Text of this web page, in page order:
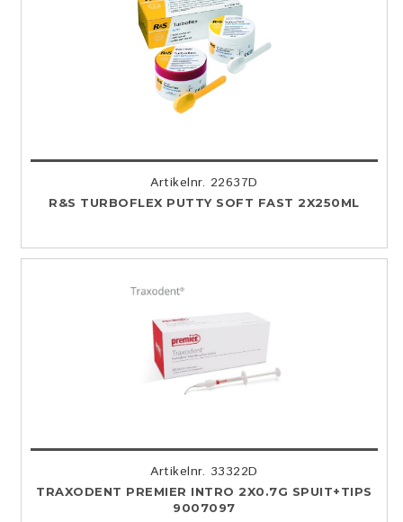
Artikelnr. 22637D
R&S TURBOFLEX PUTTY SOFT FAST 2X250ML
Artikelnr. 33322D
TRAXODENT PREMIER INTRO 2X0.7G SPUIT+TIPS
9007097